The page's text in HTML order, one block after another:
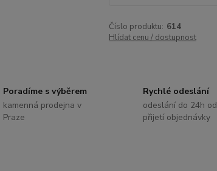
Číslo produktu: 614
Hlídat cenu / dostupnost
Poradíme s výběrem
kamenná prodejna v
Praze
Rychlé odeslání
odeslání do 24h od
přijetí objednávky